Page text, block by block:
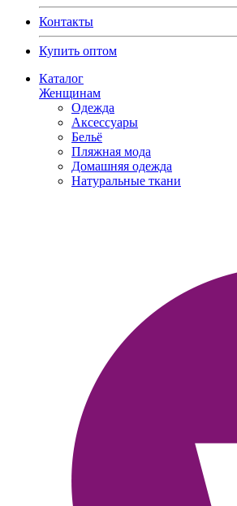
Контакты
Купить оптом
Каталог
Женщинам
Одежда
Аксессуары
Бельё
Пляжная мода
Домашняя одежда
Натуральные ткани